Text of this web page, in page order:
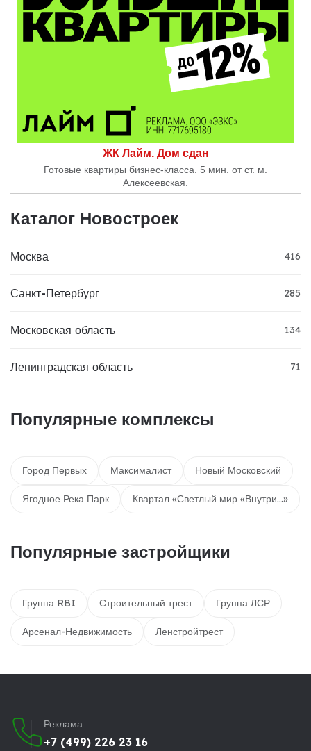
ЖК Лайм. Дом сдан
Готовые квартиры бизнес-класса. 5 мин. от ст. м.
Алексеевская.
Каталог Новостроек
Москва 416
Санкт-Петербург 285
Московская область 134
Ленинградская область 71
Популярные комплексы
Город Первых Максималист Новый Московский
Ягодное Река Парк Квартал «Светлый мир «Внутри…»
Популярные застройщики
Группа RBI Строительный трест Группа ЛСР
Арсенал-Недвижимость Ленстройтрест
Реклама
+7 (499) 226 23 16